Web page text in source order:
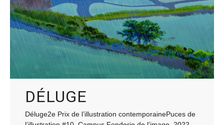
DÉLUGE
Déluge2e Prix de l’illustration contemporainePuces de